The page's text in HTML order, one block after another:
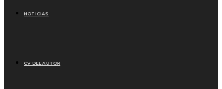
NOTICIAS
CV DEL AUTOR